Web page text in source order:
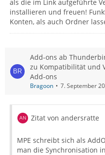
als die im Link aufgeführte
installieren und freuen!
Konten, als auch Ordner
Add-ons ab
zu Kompatibilität und
Add-ons
Bragoon 7. September
Zitat von andersratte
MPE schreibt sich als
man die Synchronisation